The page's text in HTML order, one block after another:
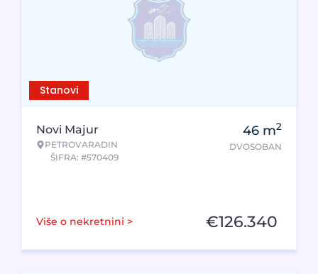
Stanovi
Novi Majur
PETROVARADIN
ŠIFRA: #570409
46 m2
DVOSOBAN
Više o nekretnini > €126.340